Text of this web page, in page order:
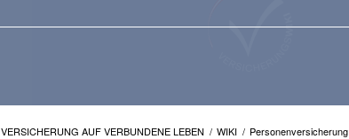
VERSICHERUNG AUF VERBUNDENE LEBEN / WIKI / Personenversicherung